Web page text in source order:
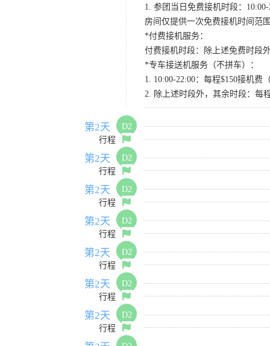
1. 参团当日免费接机时段：
房间仅提供一次免费接机时间范
*付费接机服务：
付费接机时段：除上述免费时段
*专车接送机服务（不拼车）：
1. 10:00-22:00：每程$150接机
2. 除上述时段外，其余时段：每
第2天
D2
行程
第2天
D2
行程
第2天
D2
行程
第2天
D2
行程
第2天
D2
行程
第2天
D2
行程
第2天
D2
行程